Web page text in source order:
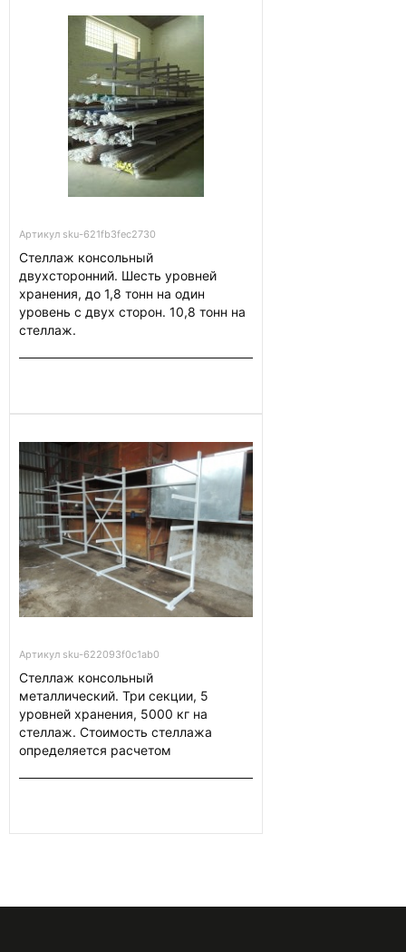
Артикул sku-621fb3fec2730
Стеллаж консольный
двухсторонний. Шесть уровней
хранения, до 1,8 тонн на один
уровень с двух сторон. 10,8 тонн на
стеллаж.
Артикул sku-622093f0c1ab0
Стеллаж консольный
металлический. Три секции, 5
уровней хранения, 5000 кг на
стеллаж. Стоимость стеллажа
определяется расчетом